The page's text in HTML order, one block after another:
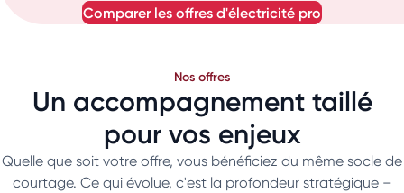
comparer les offres d'électricité pro
Nos offres
Un accompagnement taillé
pour vos enjeux
Quelle que soit votre offre, vous bénéficiez du même socle de
courtage. Ce qui évolue, c'est la profondeur stratégique –